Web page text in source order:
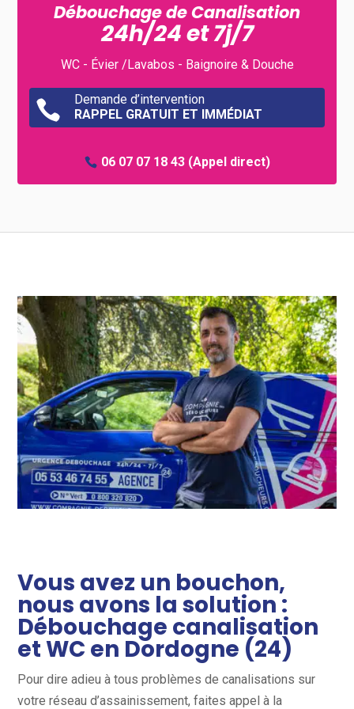
Débouchage de Canalisation
24h/24 et 7j/7
WC - Évier /Lavabos - Baignoire & Douche

Demande d’intervention
RAPPEL GRATUIT ET IMMÉDIAT
06 07 07 18 43(Appel direct)
Vous avez un bouchon,
nous avons la solution :
Débouchage canalisation
et WC en Dordogne (24)
Pour dire adieu à tous problèmes de canalisations sur
votre réseau d’assainissement, faites appel à la